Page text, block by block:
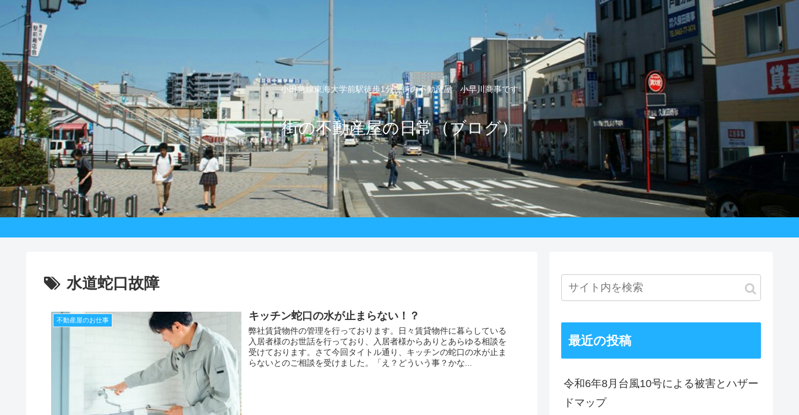
小田急線東海大学前駅徒歩1分 街の不動産屋 小早川商事です
街の不動産屋の日常（ブログ）
水道蛇口故障
不動産屋のお仕事 キッチン蛇口の水が止まらない！？
弊社賃貸物件の管理を行っております。日々賃貸物件に暮らしている
入居者様のお世話を行っており、入居者様からありとあらゆる相談を
受けております。さて今回タイトル通り、キッチンの蛇口の水が止ま
らないとのご相談を受けました。「え？どういう事？かな...
最近の投稿
令和6年8月台風10号による被害とハザー
ドマップ